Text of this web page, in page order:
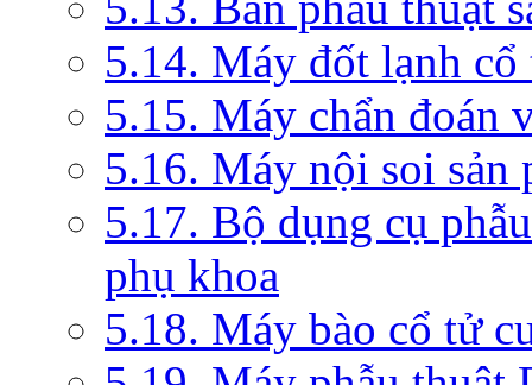
5.14. Máy đốt lạnh
5.15. Máy chẩn đoán
5.16. Máy nội soi sản
5.17. Bộ dụng cụ
phụ khoa
5.18. Máy bào cổ tử